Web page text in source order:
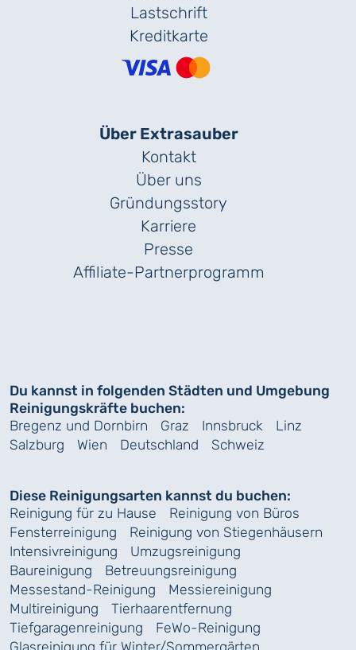
Lastschrift
Kreditkarte
Über Extrasauber
Kontakt
Über uns
Gründungs­story
Karriere
Presse
Affiliate-Partnerprogramm
Du kannst in folgenden Städten und Umgebung
Reinigungskräfte buchen:
Bregenz und Dornbirn
Graz Innsbruck
Linz
Salzburg
Wien Deutschland Schweiz
Diese Reinigungsarten kannst du buchen:
Reinigung für zu Hause
Reinigung von Büros
Fensterreinigung
Reinigung von Stiegenhäusern
Intensivreinigung
Umzugsreinigung
Baureinigung
Betreuungsreinigung
Messestand-Reinigung
Messiereinigung
Multireinigung
Tierhaarentfernung
Tiefgaragenreinigung
FeWo-Reinigung
Glasreinigung für Winter/Sommergärten